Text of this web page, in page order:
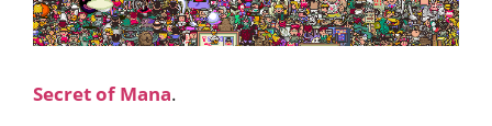
Secret of Mana.